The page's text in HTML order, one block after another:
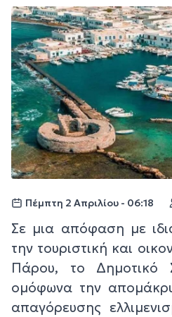
Πέμπτη 2 Απριλίου - 06:18
Σε μια απόφαση με
την τουριστική και
Πάρου, το Δημοτικό
ομόφωνα την
απαγόρευσης